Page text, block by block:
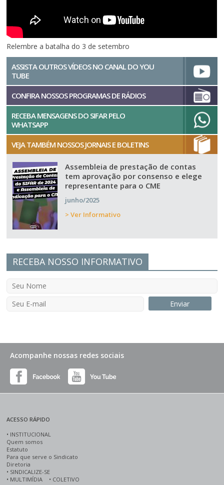
Relembre a batalha do 3 de setembro
ASSISTA OUTROS VÍDEOS NO CANAL DO YOU
TUBE
CONFIRA NOSSOS PROGRAMAS DE RÁDIOS
RECEBA MENSAGENS DO SIFAR PELO
WHATSAPP
VEJA TAMBÉM NOSSOS JORNAIS E BOLETINS
Assembleia de prestação de contas
tem aprovação por consenso e elege
representante para o CME
junho/2025
> Ver Informativo
RECEBA NOSSO INFORMATIVO
Acompanhe nossas redes sociais
ACESSO RÁPIDO
• INSTITUCIONAL
Quem somos
Estatuto
Para que serve o Sindicato
Diretoria
• SINDICALIZE-SE
• MULTIMÍDIA
• COLETIVO